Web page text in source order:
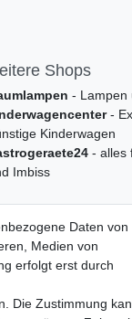
Shops
- Lampen
-
Kinderwagen
- alles
Imbiss
Daten von
Medien von
erfolgt erst durch
Die Zustimmung